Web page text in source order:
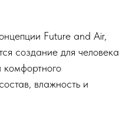
Future and Air,
создание для человека
комфортного
влажность и